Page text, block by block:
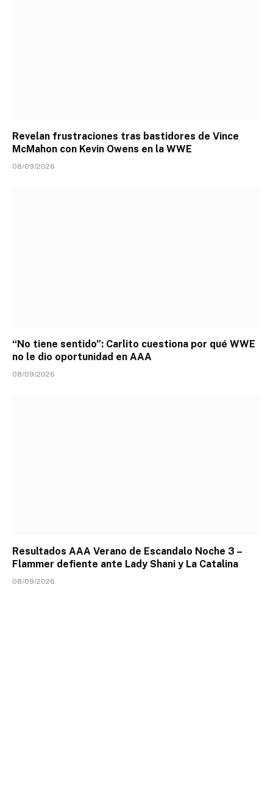
Revelan frustraciones tras bastidores de Vince
McMahon con Kevin Owens en la WWE
08/09/2026
“No tiene sentido”: Carlito cuestiona por qué WWE
no le dio oportunidad en AAA
08/09/2026
Resultados AAA Verano de Escandalo Noche 3 –
Flammer defiente ante Lady Shani y La Catalina
08/09/2026